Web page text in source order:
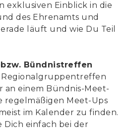
exklusiven Einblick in die
des Ehrenamts und
läuft und wie Du Teil
Bündnistreffen
an einem Bündnis-Meet-
regelmäßigen Meet-Ups
im Kalender zu finden.
Dich einfach bei der